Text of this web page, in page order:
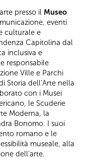
presso il Museo
eventi
culturale e
Capitolina dal
inclusiva e
responsabile
Ville e Parchi
Storia dell’Arte nella
con i Musei
le Scuderie
Moderna, la
Bonomo. I suoi
romano e le
museale, alla
dell’arte.